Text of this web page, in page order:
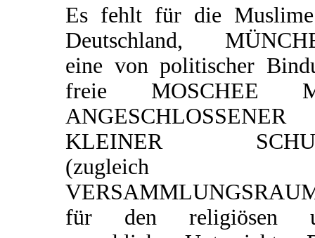
Es fehlt für die
Deutschland,
eine von politischer
freie MOSCHEE
ANGESCHLOSSENER
KLEINER
(zugleich
für den religiösen